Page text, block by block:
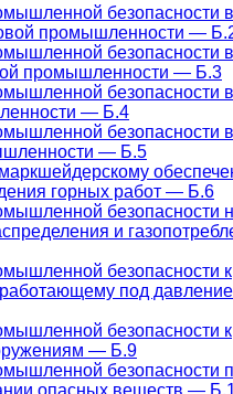
безопасности в
промышленности —
безопасности в
промышленности — Б.3
безопасности в
— Б.4
безопасности в
— Б.5
горных работ — Б.6
безопасности
и
безопасности к
под
безопасности к
— Б.9
безопасности
опасных веществ —